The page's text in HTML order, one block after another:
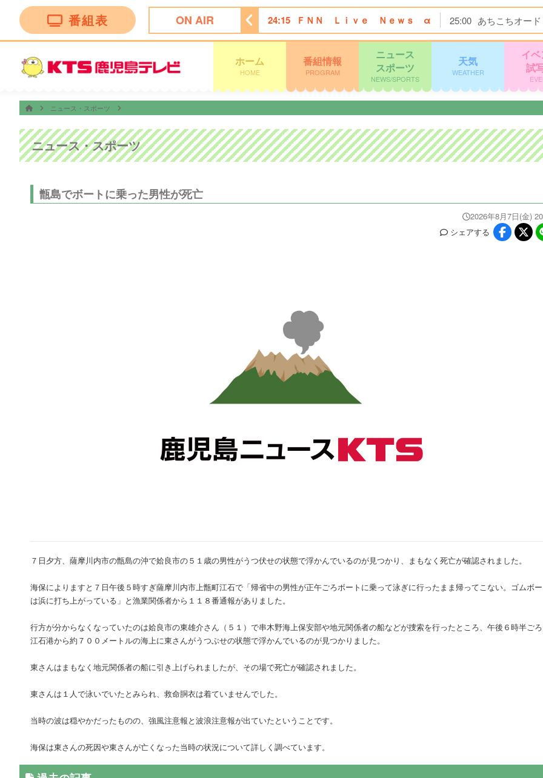
番組表 ON AIR
タイムズ 23:45 ＜ノイタミナ＞逃げ上手の若君第二期 24:15 ＦＮＮ Ｌｉｖｅ Ｎｅｗｓ α 25:00 あちこちオー
ホーム
HOME
番組情報
PROGRAM
ニュース
スポーツ
NEWS/SPORTS
天気
WEATHER
イ
試
ニュース・スポーツ
ニュース・スポーツ
甑島でボートに乗った男性が死亡
2026年8月7日(金)
シェアする
７日夕方、薩摩川内市の甑島の沖で姶良市の５１歳の男性がうつ伏せの状態で浮かんでいるのが見つかり、まもなく死亡が確認されました。
海保によりますと７日午後５時すぎ薩摩川内市上甑町江石で「帰省中の男性が正午ごろボートに乗って泳ぎに行ったまま帰ってこない。ゴムボ
は浜に打ち上がっている」と漁業関係者から１１８番通報がありました。
行方が分からなくなっていたのは姶良市の東雄介さん（５１）で串木野海上保安部や地元関係者の船などが捜索を行ったところ、午後６時半ご
江石港から約７００メートルの海上に東さんがうつぶせの状態で浮かんでいるのが見つかりました。
東さんはまもなく地元関係者の船に引き上げられましたが、その場で死亡が確認されました。
東さんは１人で泳いでいたとみられ、救命胴衣は着ていませんでした。
当時の波は穏やかだったものの、強風注意報と波浪注意報が出ていたということです。
海保は東さんの死因や東さんが亡くなった当時の状況について詳しく調べています。